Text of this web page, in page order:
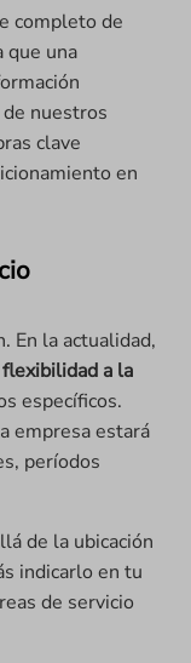
completo de
que una
nuestros
clave
en
En la actualidad,
a la
específicos.
empresa estará
períodos
de la ubicación
indicarlo en tu
de servicio